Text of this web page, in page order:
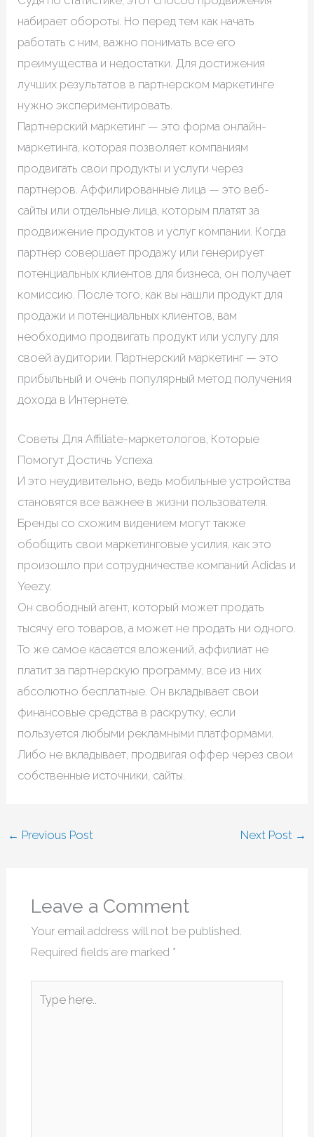
набирает обороты. Но перед тем как начать
работать с ним, важно понимать все его
преимущества и недостатки. Для достижения
лучших результатов в партнерском маркетинге
нужно экспериментировать.
Партнерский маркетинг — это форма онлайн-
маркетинга, которая позволяет компаниям
продвигать свои продукты и услуги через
партнеров. Аффилированные лица — это веб-
сайты или отдельные лица, которым платят за
продвижение продуктов и услуг компании. Когда
партнер совершает продажу или генерирует
потенциальных клиентов для бизнеса, он получает
комиссию. После того, как вы нашли продукт для
продажи и потенциальных клиентов, вам
необходимо продвигать продукт или услугу для
своей аудитории. Партнерский маркетинг — это
прибыльный и очень популярный метод получения
дохода в Интернете.
Советы Для Affiliate-маркетологов, Которые
Помогут Достичь Успеха
И это неудивительно, ведь мобильные устройства
становятся все важнее в жизни пользователя.
Бренды со схожим видением могут также
обобщить свои маркетинговые усилия, как это
произошло при сотрудничестве компаний Adidas и
Yeezy.
Он свободный агент, который может продать
тысячу его товаров, а может не продать ни одного.
То же самое касается вложений, аффилиат не
платит за партнерскую программу, все из них
абсолютно бесплатные. Он вкладывает свои
финансовые средства в раскрутку, если
пользуется любыми рекламными платформами.
Либо не вкладывает, продвигая оффер через свои
собственные источники, сайты.
← Previous Post Next Post →
Leave a Comment
Your email address will not be published.
Required fields are marked *
here..